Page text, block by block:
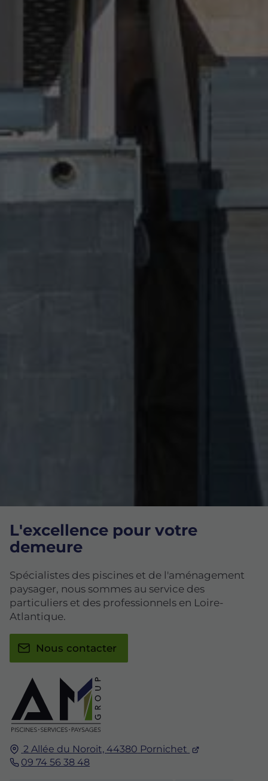
2 Allée du Noroit,44380 Pornichet
09 74 56 38 48
L'excellence pour votre
demeure
Spécialistes des piscines et de l'aménagement
paysager, nous sommes au service des
particuliers et des professionnels en Loire-
Atlantique.
Nous contacter